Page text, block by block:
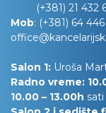
(+381) 21 432
Mob: (+381) 64
Salon 1: Uroša
Radno vreme:
10.00 – 13.00h